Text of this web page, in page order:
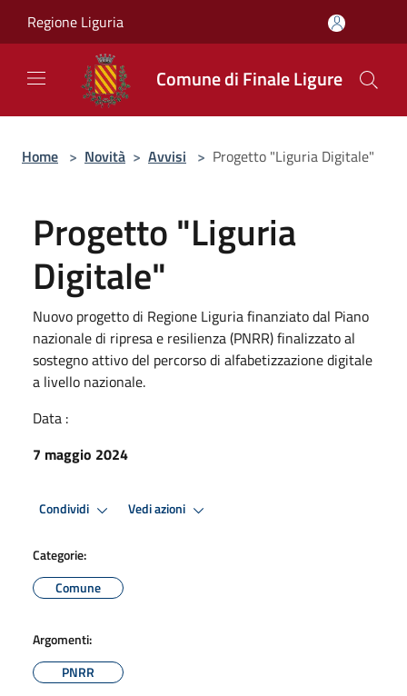
Regione Liguria
Comune di Finale Ligure
Home > Novità > Avvisi > Progetto "Liguria Digitale"
Progetto "Liguria
Digitale"
Nuovo progetto di Regione Liguria finanziato dal Piano
nazionale di ripresa e resilienza (PNRR) finalizzato al
sostegno attivo del percorso di alfabetizzazione digitale
a livello nazionale.
Data :
7 maggio 2024
Condividi Vedi azioni
Categorie:
Comune
Argomenti:
PNRR